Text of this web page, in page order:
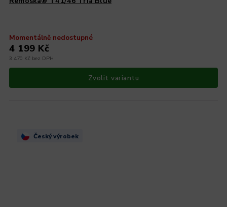
Momentálně nedostupné
3 470 Kč bez DPH
4 199 Kč
Zvolit variantu
Český výrobek